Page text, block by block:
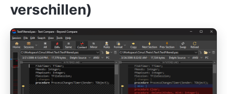
verschillen)